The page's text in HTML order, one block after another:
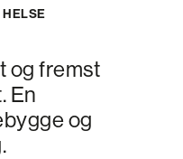
HELSE
og fremst
En
og